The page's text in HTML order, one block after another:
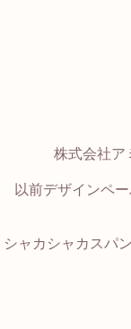
株式会社ア
以前デザインペ
シャカシャカスパ